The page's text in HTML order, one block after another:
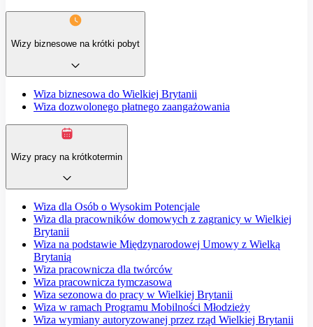
Wizy biznesowe na krótki pobyt
Wiza biznesowa do Wielkiej Brytanii
Wiza dozwolonego płatnego zaangażowania
Wizy pracy na krótkotermin
Wiza dla Osób o Wysokim Potencjale
Wiza dla pracowników domowych z zagranicy w Wielkiej
Brytanii
Wiza na podstawie Międzynarodowej Umowy z Wielką
Brytanią
Wiza pracownicza dla twórców
Wiza pracownicza tymczasowa
Wiza sezonowa do pracy w Wielkiej Brytanii
Wiza w ramach Programu Mobilności Młodzieży
Wiza wymiany autoryzowanej przez rząd Wielkiej Brytanii